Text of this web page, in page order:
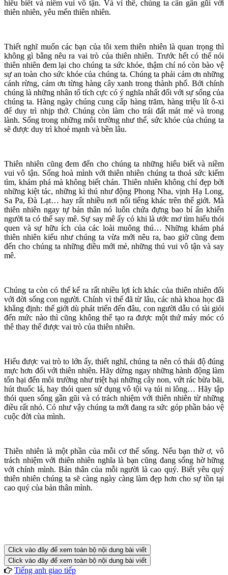
hiểu biết và niềm vui vô tận. Và vì thế, chúng ta cần gần gũi với
thiên nhiên, yêu mến thiên nhiên.
Thiết nghĩ muốn các bạn của tôi xem thiên nhiên là quan trọng thì
không gì bằng nêu ra vai trò của thiên nhiên. Trước hết có thể nói
thiên nhiên đem lại cho chúng ta sức khỏe, thậm chí nó còn bào vệ
sự an toàn cho sức khỏe của chúng ta. Chúng ta phải cảm ơn những
cánh rừng, cảm ơn từng hàng cây xanh trong thành phố. Bởi chính
chúng là những nhân tố tích cực có ý nghĩa nhất đối với sự sống của
chúng ta. Hàng ngày chúng cung cấp hàng trăm, hàng triệu lít ô-xi
để duy trì nhịp thở. Chúng còn làm cho trái đất mát mẻ và trong
lành. Sống trong những môi trường như thế, sức khỏe của chúng ta
sẽ được duy trì khoẻ mạnh và bền lâu.
Thiên nhiên cũng đem đến cho chúng ta những hiểu biết và niềm
vui vô tận. Sống hoà mình với thiên nhiên chúng ta thoả sức kiếm
tìm, khám phá mà không biết chán. Thiên nhiên không chỉ đẹp bởi
những kiệt tác, những kì thú như động Phong Nha, vịnh Hạ Long,
Sa Pa, Đà Lạt… hay rất nhiều nơi nổi tiếng khác trên thế giới. Mà
thiên nhiên ngay tự bản thân nó luôn chứa đựng bao bí ẩn khiến
người ta có thể say mê. Sự say mê ấy có khi là ước mơ tìm hiểu thói
quen và sự hữu ích của các loài muông thú… Những khám phá
thiên nhiên kiểu như chúng ta vừa mới nêu ra, bao giờ cũng đem
đến cho chúng ta những điều mới mẻ, những thú vui vô tận và say
mê.
Chúng ta còn có thể kể ra rất nhiều lợi ích khác của thiên nhiên đối
với đời sống con người. Chính vì thế đã từ lâu, các nhà khoa học đã
khẳng định: thế giới dù phát triển đến đâu, con người dẫu có tài giỏi
đến mức nào thì cũng không thể tạo ra được một thứ máy móc có
thê thay thế được vai trò của thiên nhiên.
Hiểu được vai trò to lớn ấy, thiết nghĩ, chúng ta nên có thái độ đúng
mực hơn đối với thiên nhiên. Hãy dừng ngay những hành động làm
tổn hại đến môi trường như triệt hại những cây non, vứt rác bừa bãi,
hút thuốc lá, hay thói quen sử dụng vô tội vạ túi ni lông… Hãy tập
thói quen sống gần gũi và có trách nhiệm với thiên nhiên từ những
điều rất nhỏ. Có như vậy chúng ta mới đang ra sức góp phần bảo vệ
cuộc đời cùa mình.
Thiên nhiên là một phần của mỗi cơ thể sống. Nếu bạn thờ ơ, vô
trách nhiệm với thiên nhiên nghĩa là bạn cũng đang sống hờ hững
với chính mình. Bản thân của mỗi người là cao quý. Biết yêu quý
thiên nhiên chúng ta sẽ càng ngày càng làm đẹp hơn cho sự tồn tại
cao quý của bản thân mình.
Click vào đây để xem toàn bộ nội dung bài viết
Click vào đây để xem toàn bộ nội dung bài viết
Tiếng anh giao tiếp